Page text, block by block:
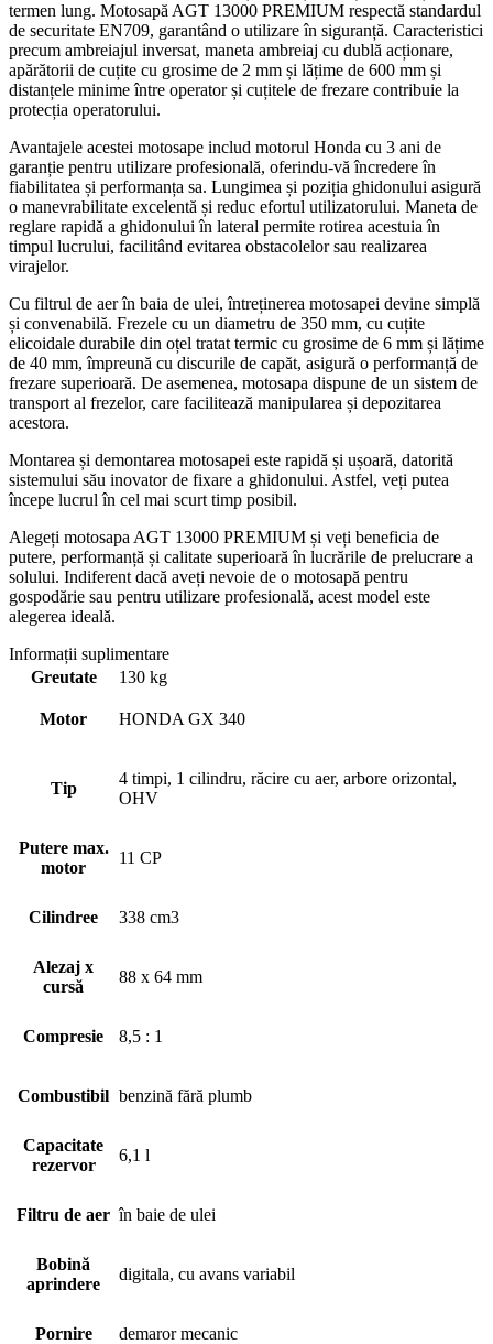
termen lung. Motosapă AGT 13000 PREMIUM respectă standardul
de securitate EN709, garantând o utilizare în siguranță. Caracteristici
precum ambreiajul inversat, maneta ambreiaj cu dublă acționare,
apărătorii de cuțite cu grosime de 2 mm și lățime de 600 mm și
distanțele minime între operator și cuțitele de frezare contribuie la
protecția operatorului.
Avantajele acestei motosape includ motorul Honda cu 3 ani de
garanție pentru utilizare profesională, oferindu-vă încredere în
fiabilitatea și performanța sa. Lungimea și poziția ghidonului asigură
o manevrabilitate excelentă și reduc efortul utilizatorului. Maneta de
reglare rapidă a ghidonului în lateral permite rotirea acestuia în
timpul lucrului, facilitând evitarea obstacolelor sau realizarea
virajelor.
Cu filtrul de aer în baia de ulei, întreținerea motosapei devine simplă
și convenabilă. Frezele cu un diametru de 350 mm, cu cuțite
elicoidale durabile din oțel tratat termic cu grosime de 6 mm și lățime
de 40 mm, împreună cu discurile de capăt, asigură o performanță de
frezare superioară. De asemenea, motosapa dispune de un sistem de
transport al frezelor, care facilitează manipularea și depozitarea
acestora.
Montarea și demontarea motosapei este rapidă și ușoară, datorită
sistemului său inovator de fixare a ghidonului. Astfel, veți putea
începe lucrul în cel mai scurt timp posibil.
Alegeți motosapa AGT 13000 PREMIUM și veți beneficia de
putere, performanță și calitate superioară în lucrările de prelucrare a
solului. Indiferent dacă aveți nevoie de o motosapă pentru
gospodărie sau pentru utilizare profesională, acest model este
alegerea ideală.
Informații suplimentare
Greutate
130 kg
Motor HONDA GX 340
Tip
4 timpi, 1 cilindru, răcire cu aer, arbore orizontal,
OHV
Putere max.
motor
11 CP
Cilindree 338 cm3
Alezaj x
cursă
88 x 64 mm
Compresie 8,5 : 1
Combustibil benzină fără plumb
Capacitate
rezervor
6,1 l
Filtru de aer în baie de ulei
Bobină
aprindere
digitala, cu avans variabil
Pornire demaror mecanic